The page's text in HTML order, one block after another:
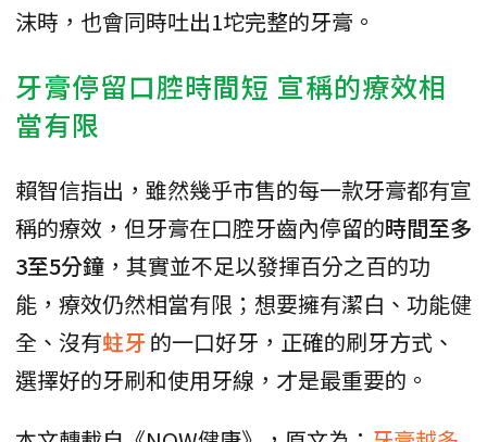
沫時，也會同時吐出1坨完整的牙膏。
牙膏停留口腔時間短 宣稱的療效相
當有限
賴智信指出，雖然幾乎市售的每一款牙膏都有宣
稱的療效，但牙膏在口腔牙齒內停留的時間至多
3至5分鐘 ，其實並不足以發揮百分之百的功
能，療效仍然相當有限；想要擁有潔白、功能健
全、沒有蛀牙的一口好牙，正確的刷牙方式、
選擇好的牙刷和使用牙線，才是最重要的。